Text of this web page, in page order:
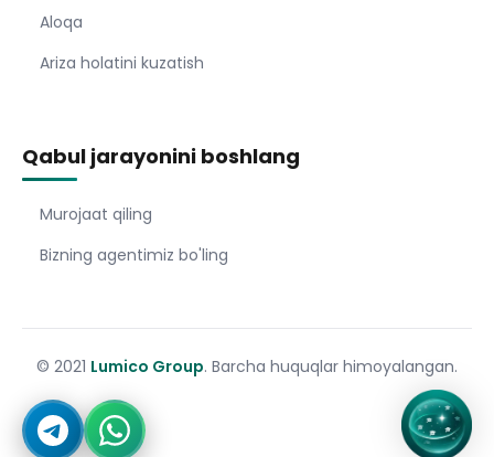
Aloqa
Ariza holatini kuzatish
Qabul jarayonini boshlang
Murojaat qiling
Bizning agentimiz bo'ling
© 2021 Lumico Group. Barcha huquqlar himoyalangan.